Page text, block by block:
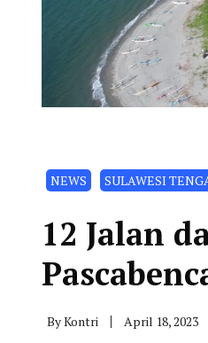
NEWS SULAWESI
12 Jalan
ByKontri April 18, 2023